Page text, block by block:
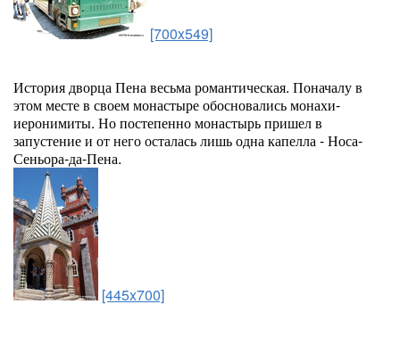
[700x549]
История дворца Пена весьма романтическая. Поначалу в
этом месте в своем монастыре обосновались монахи-
иеронимиты. Но постепенно монастырь пришел в
запустение и от него осталась лишь одна капелла - Носа-
Сеньора-да-Пена.
[445x700]